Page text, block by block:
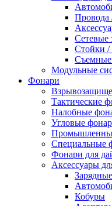
Провода
Сетевые
Стойки
Съемные
Модульные
Фонари
Тактические
Налобные
Угловые
Специальные
Фонари для
Аксессуары
Кобуры